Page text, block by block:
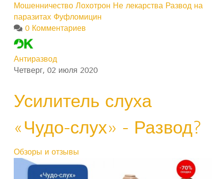
Мошенничество Лохотрон Не лекарства Развод на
паразитах Фуфломицин
0 Комментариев
Антиразвод
Четверг, 02 июля 2020
Усилитель слуха
«Чудо-слух» - Развод?
Обзоры и отзывы